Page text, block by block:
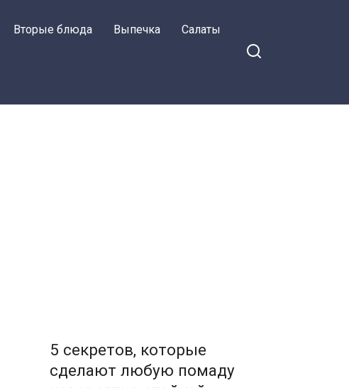
Вторые блюда Выпечка Салаты
5 секретов, которые
сделают любую помаду